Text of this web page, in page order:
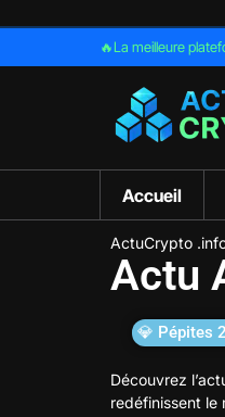
🔥La meilleure
Accueil
ActuCrypto
Actu
💎 Pépites
Découvrez
redéfinissent le